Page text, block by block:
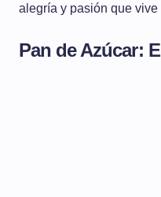
alegría y pasión que
Pan de Azúcar: